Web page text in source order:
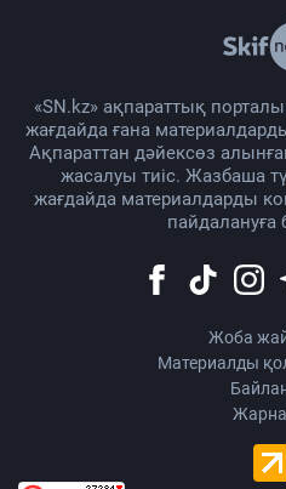
«SN.kz» ақпараттық
жағдайда ғана
Ақпараттан дәйексөз
жасалуы тиіс. Жазбаша
жағдайда материалдарды
Жоба
Материалды